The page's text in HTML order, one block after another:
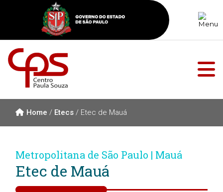
Home / Etecs / Etec de Mauá
Metropolitana de São Paulo | Mauá
Etec de Mauá